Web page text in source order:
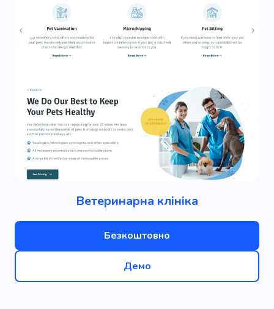
Ветеринарна клініка
Безкоштовно
Демо